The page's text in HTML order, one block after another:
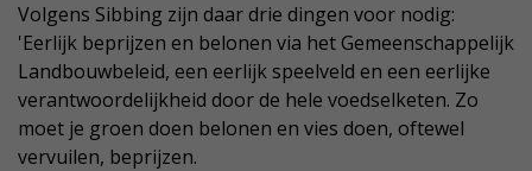
Volgens Sibbing zijn daar drie dingen voor nodig:
'Eerlijk beprijzen en belonen via het Gemeenschappelijk
Landbouwbeleid, een eerlijk speelveld en een eerlijke
verantwoordelijkheid door de hele voedselketen. Zo
moet je groen doen belonen en vies doen, oftewel
vervuilen, beprijzen.